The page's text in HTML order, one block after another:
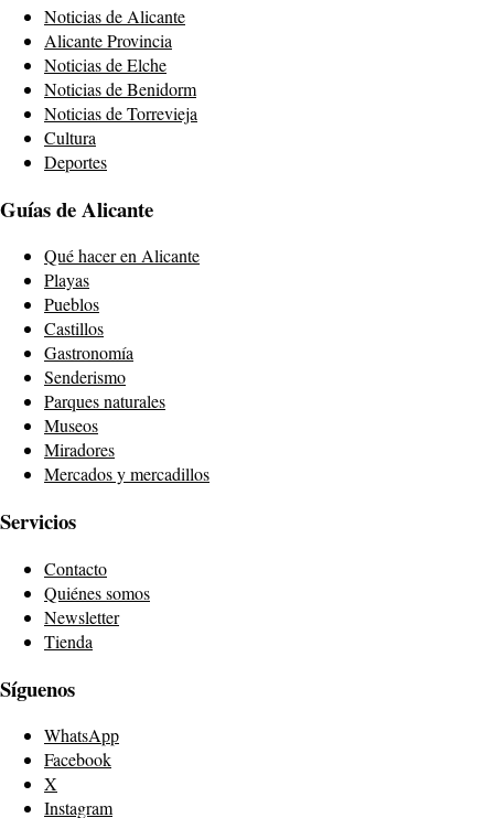
Noticias de Alicante
Alicante Provincia
Noticias de Elche
Noticias de Benidorm
Noticias de Torrevieja
Cultura
Deportes
Guías de Alicante
Qué hacer en Alicante
Playas
Pueblos
Castillos
Gastronomía
Senderismo
Parques naturales
Museos
Miradores
Mercados y mercadillos
Servicios
Contacto
Quiénes somos
Newsletter
Tienda
Síguenos
WhatsApp
Facebook
X
Instagram